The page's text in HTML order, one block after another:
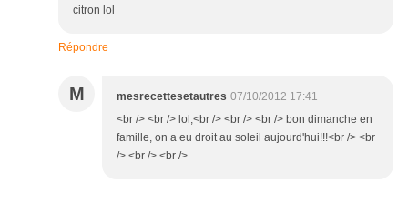
citron lol
Répondre
M mesrecettesetautres 07/10/2012 17:41
<br /> <br /> lol,<br /> <br /> <br /> bon dimanche en
famille, on a eu droit au soleil aujourd'hui!!!<br /> <br
/> <br /> <br />